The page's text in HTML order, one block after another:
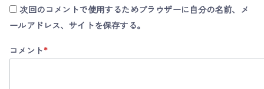
次回のコメントで使用するためブラウザーに自分の名前、メ
ールアドレス、サイトを保存する。
コメント*